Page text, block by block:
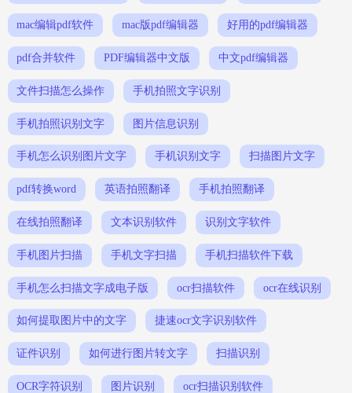
mac编辑pdf软件 mac版pdf编辑器 好用的pdf编辑器
pdf合并软件 PDF编辑器中文版 中文pdf编辑器
文件扫描怎么操作 手机拍照文字识别
手机拍照识别文字 图片信息识别
手机怎么识别图片文字 手机识别文字 扫描图片文字
pdf转换word 英语拍照翻译 手机拍照翻译
在线拍照翻译 文本识别软件 识别文字软件
手机图片扫描 手机文字扫描 手机扫描软件下载
手机怎么扫描文字成电子版 ocr扫描软件 ocr在线识别
如何提取图片中的文字 捷速ocr文字识别软件
证件识别 如何进行图片转文字 扫描识别
OCR字符识别 图片识别 ocr扫描识别软件